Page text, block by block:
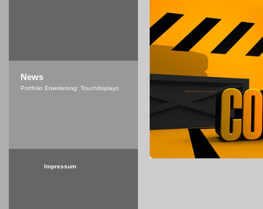
News
Portfolio Erweiterung: Touchdisplays
Impressum